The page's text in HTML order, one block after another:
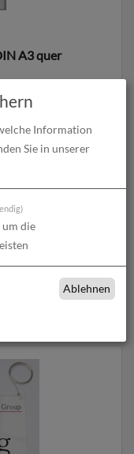
A3 quer
A4 quer
Information
Sie in unserer
um die
Ablehnen